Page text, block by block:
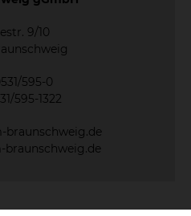
9/10
595-0
595-1322
braunschweig.de